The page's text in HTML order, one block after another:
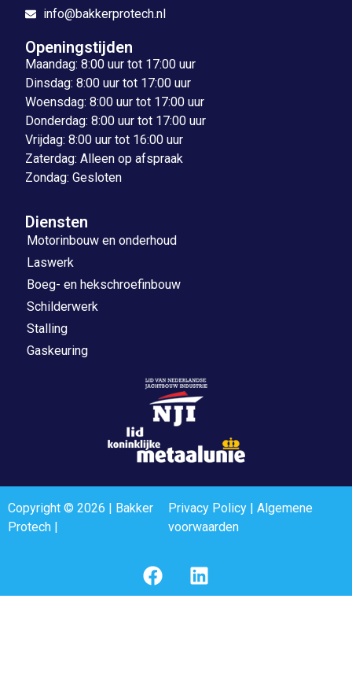
info@bakkerprotech.nl
Openingstijden
Maandag: 8:00 uur tot 17:00 uur
Dinsdag: 8:00 uur tot 17:00 uur
Woensdag: 8:00 uur tot 17:00 uur
Donderdag: 8:00 uur tot 17:00 uur
Vrijdag: 8:00 uur tot 16:00 uur
Zaterdag: Alleen op afspraak
Zondag: Gesloten
Diensten
Motorinbouw en onderhoud
Laswerk
Boeg- en hekschroefinbouw
Schilderwerk
Stalling
Gaskeuring
Copyright © 2026 | Bakker
Protech |
Privacy Policy| Algemene
voorwaarden